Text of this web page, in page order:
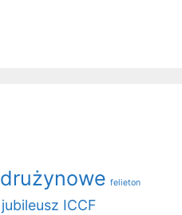
drużynowe felieton
jubileusz ICCF